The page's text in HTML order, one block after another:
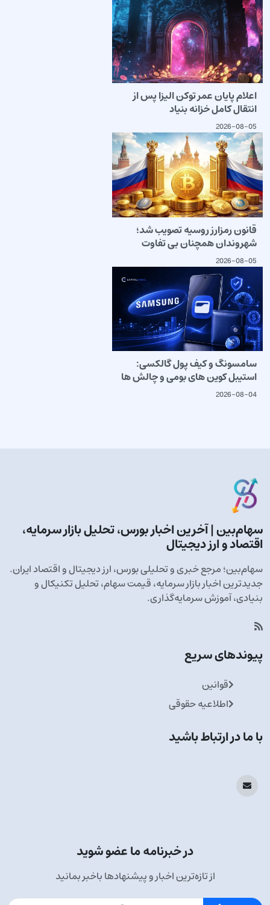
اعلام پایان عمر توکن الیزا پس از
انتقال کامل خزانه بنیاد
2026-08-05
قانون رمزارز روسیه تصویب شد؛
شهروندان همچنان بی تفاوت
2026-08-05
سامسونگ و کیف پول گالکسی:
استیبل کوین های بومی و چالش ها
2026-08-04
سهام‌بین | آخرین اخبار بورس، تحلیل بازار سرمایه،
اقتصاد و ارز دیجیتال
سهام‌بین؛ مرجع خبری و تحلیلی بورس، ارز دیجیتال و اقتصاد ایران.
جدیدترین اخبار بازار سرمایه، قیمت سهام، تحلیل تکنیکال و
بنیادی، آموزش سرمایه‌گذاری.
پیوندهای سریع
قوانین
اطلاعیه حقوقی
با ما در ارتباط باشید
در خبرنامه ما عضو شوید
از تازه‌ترین اخبار و پیشنهادها باخبر بمانید